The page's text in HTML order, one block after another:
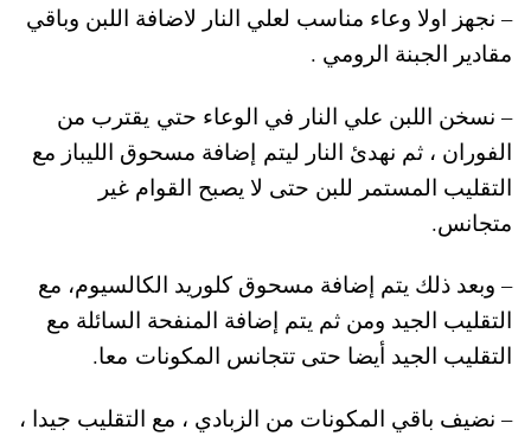
– نجهز اولا وعاء مناسب لعلي النار لاضافة اللبن وباقي
مقادير الجبنة الرومي .
– نسخن اللبن علي النار في الوعاء حتي يقترب من
الفوران ، ثم نهدئ النار ليتم إضافة مسحوق الليباز مع
التقليب المستمر للبن حتى لا يصبح القوام غير
متجانس.
– وبعد ذلك يتم إضافة مسحوق كلوريد الكالسيوم، مع
التقليب الجيد ومن ثم يتم إضافة المنفحة السائلة مع
التقليب الجيد أيضا حتى تتجانس المكونات معا.
– نضيف باقي المكونات من الزبادي ، مع التقليب جيدا ،